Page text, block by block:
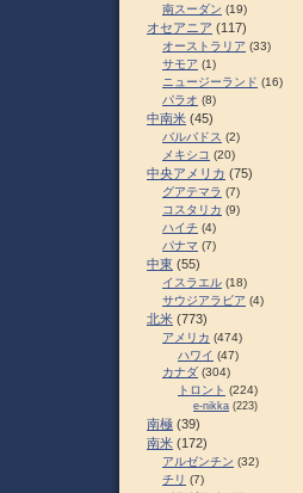
南スーダン (19)
オセアニア (117)
オーストラリア (33)
サモア (1)
ニュージーランド (16)
パラオ (8)
中南米 (45)
バルバドス (2)
メキシコ (20)
中央アメリカ (75)
グアテマラ (7)
コスタリカ (9)
ハイチ (4)
パナマ (7)
中東 (55)
イスラエル (18)
サウジアラビア (4)
北米 (773)
アメリカ (474)
ハワイ (47)
カナダ (304)
トロント (224)
e-nikka (223)
南極 (39)
南米 (172)
アルゼンチン (32)
チリ (7)